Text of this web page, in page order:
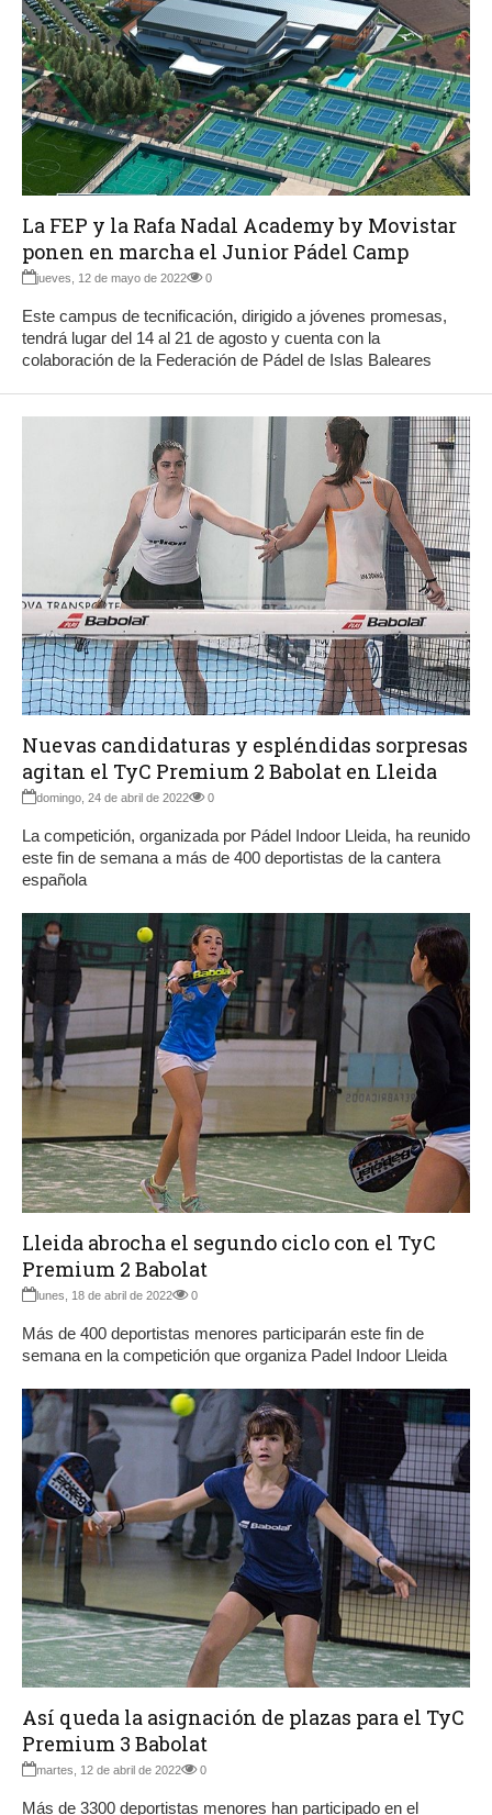
La FEP y la Rafa Nadal Academy by Movistar
ponen en marcha el Junior Pádel Camp
jueves, 12 de mayo de 2022 0
Este campus de tecnificación, dirigido a jóvenes promesas,
tendrá lugar del 14 al 21 de agosto y cuenta con la
colaboración de la Federación de Pádel de Islas Baleares
Nuevas candidaturas y espléndidas sorpresas
agitan el TyC Premium 2 Babolat en Lleida
domingo, 24 de abril de 2022 0
La competición, organizada por Pádel Indoor Lleida, ha reunido
este fin de semana a más de 400 deportistas de la cantera
española
Lleida abrocha el segundo ciclo con el TyC
Premium 2 Babolat
lunes, 18 de abril de 2022 0
Más de 400 deportistas menores participarán este fin de
semana en la competición que organiza Padel Indoor Lleida
Así queda la asignación de plazas para el TyC
Premium 3 Babolat
martes, 12 de abril de 2022 0
Más de 3300 deportistas menores han participado en el